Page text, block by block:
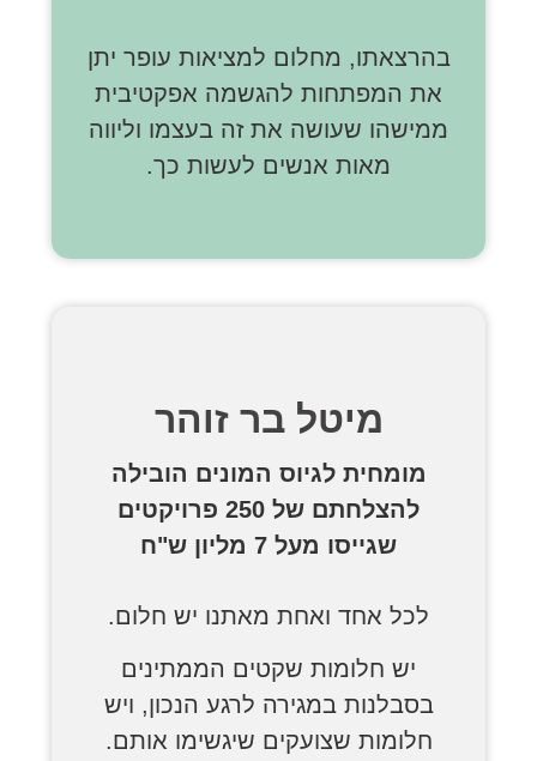
בהרצאתו, מחלום למציאות עופר יתן
את המפתחות להגשמה אפקטיבית
ממישהו שעושה את זה בעצמו וליווה
מאות אנשים לעשות כך.
מיטל בר זוהר
מומחית לגיוס המונים הובילה
להצלחתם של 250 פרויקטים
שגייסו מעל 7 מליון ש"ח
לכל אחד ואחת מאתנו יש חלום.
יש חלומות שקטים הממתינים
בסבלנות במגירה לרגע הנכון, ויש
חלומות שצועקים שיגשימו אותם.